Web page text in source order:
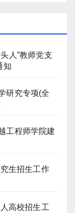
人”教师党支
知
研究专项(全
工程师学院建
生招生工作
高校招生工